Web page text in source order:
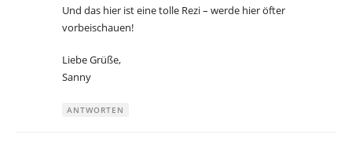
Und das hier ist eine tolle Rezi – werde hier öfter
vorbeischauen!
Liebe Grüße,
Sanny
ANTWORTEN